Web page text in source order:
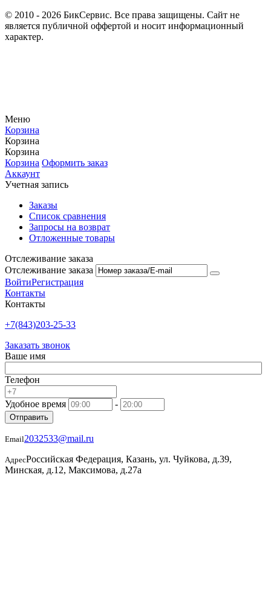
© 2010 - 2026 БикСервис. Все права защищены. Сайт не
является публичной оффертой и носит информационный
характер.
Меню
Корзина
Корзина
Корзина
Корзина Оформить заказ
Аккаунт
Учетная запись
Заказы
Список сравнения
Запросы на возврат
Отложенные товары
Отслеживание заказа
Отслеживание заказа
ВойтиРегистрация
Контакты
Контакты
+7(843)203-25-33
Заказать звонок
Ваше имя
Телефон
Удобное время -
Отправить
Email2032533@mail.ru
АдресРоссийская Федерация, Казань, ул. Чуйкова, д.39,
Минская, д.12, Максимова, д.27а